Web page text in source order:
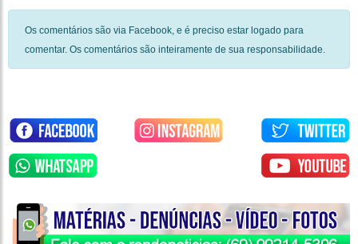
Os comentários são via Facebook, e é preciso estar logado para
comentar. Os comentários são inteiramente de sua responsabilidade.